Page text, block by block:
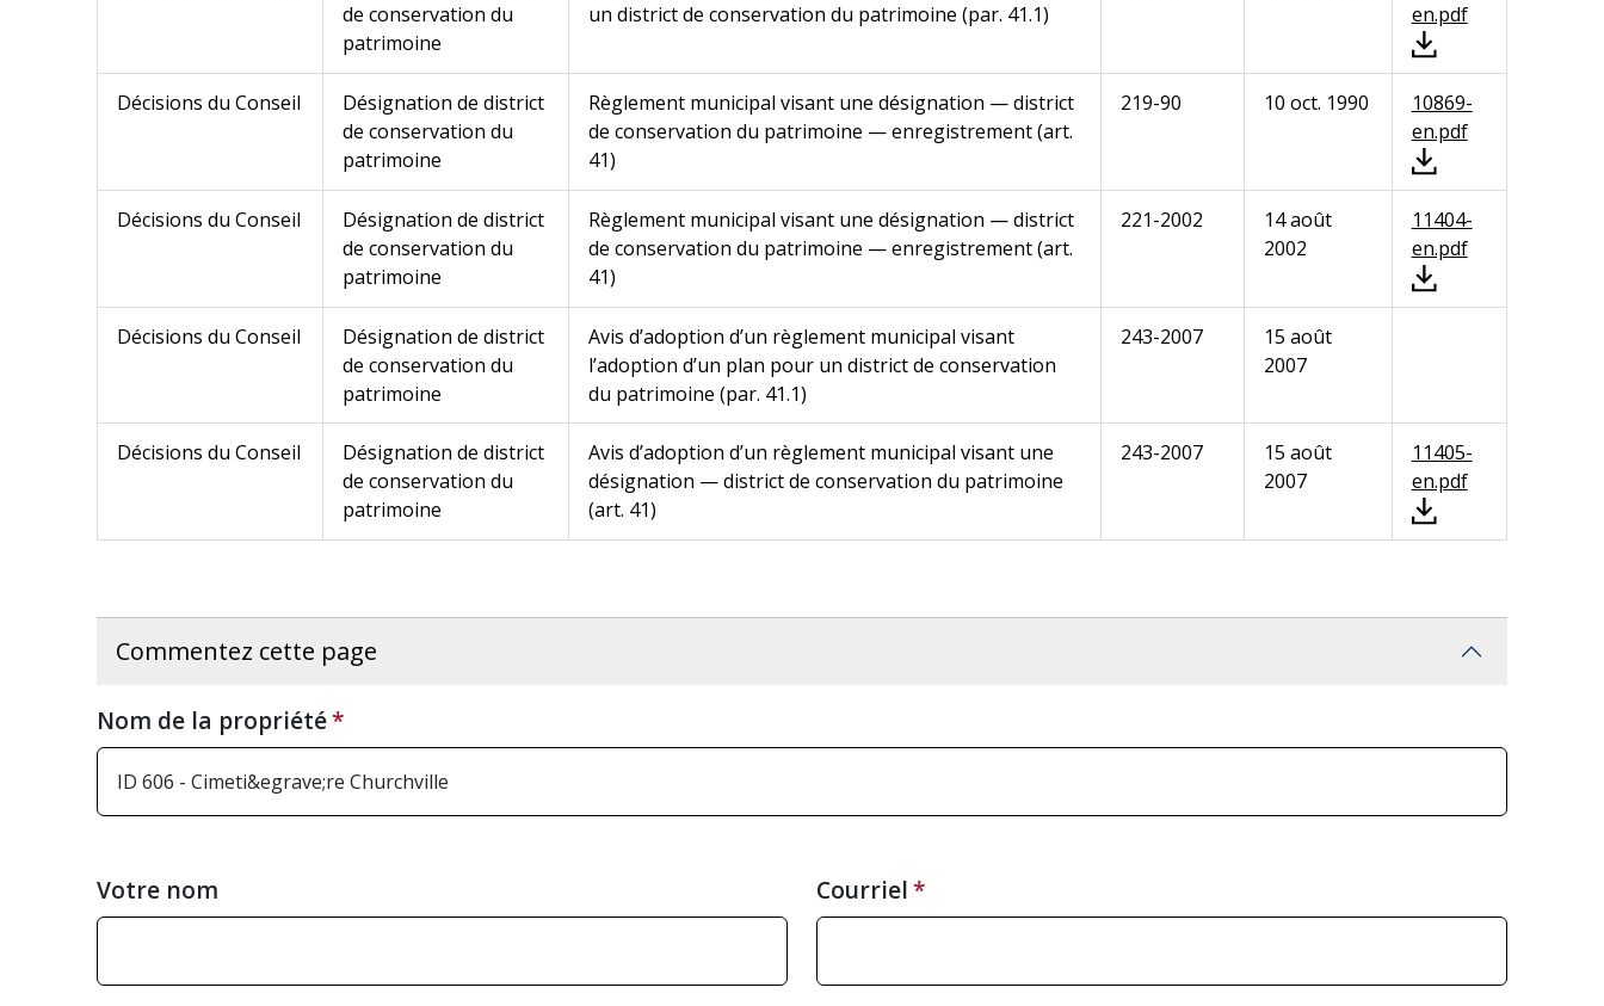
de conservation du
patrimoine
un district de conservation du patrimoine (par. 41.1)
en.pdf
Décisions du Conseil
Désignation de district
de conservation du
patrimoine
Règlement municipal visant une désignation — district
de conservation du patrimoine — enregistrement (art.
41)
219-90 10 oct. 1990
10869-
en.pdf
Décisions du Conseil
Désignation de district
de conservation du
patrimoine
Règlement municipal visant une désignation — district
de conservation du patrimoine — enregistrement (art.
41)
221-2002
14 août
2002
11404-
en.pdf
Décisions du Conseil
Désignation de district
de conservation du
patrimoine
Avis d’adoption d’un règlement municipal visant
l’adoption d’un plan pour un district de conservation
du patrimoine (par. 41.1)
243-2007
15 août
2007
Décisions du Conseil
Désignation de district
de conservation du
patrimoine
Avis d’adoption d’un règlement municipal visant une
désignation — district de conservation du patrimoine
(art. 41)
243-2007
15 août
2007
11405-
en.pdf
Commentez cette page
Nom de la propriété
Votre nom Courriel